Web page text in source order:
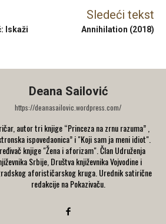
Iskaži
Sledeći tekst
Annihilation (2018)
Deana Sailović
https://deanasailovic.wordpress.com/
autor tri knjige “Princeza na zrnu razuma” ,
ispovedaonica” i "Koji sam ja meni idiot".
knjige "Žena i aforizam". Član Udruženja
Srbije, Društva književnika Vojvodine i
aforističarskog kruga. Urednik satirične
redakcije na Pokazivaču.